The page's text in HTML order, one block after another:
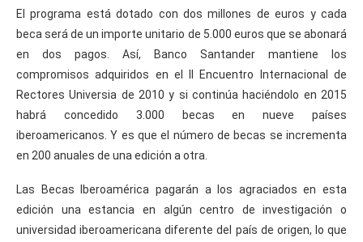
El programa está dotado con dos millones de euros y cada
beca será de un importe unitario de 5.000 euros que se abonará
en dos pagos. Así, Banco Santander mantiene los
compromisos adquiridos en el II Encuentro Internacional de
Rectores Universia de 2010 y si continúa haciéndolo en 2015
habrá concedido 3.000 becas en nueve países
iberoamericanos. Y es que el número de becas se incrementa
en 200 anuales de una edición a otra.
Las Becas Iberoamérica pagarán a los agraciados en esta
edición una estancia en algún centro de investigación o
universidad iberoamericana diferente del país de origen, lo que